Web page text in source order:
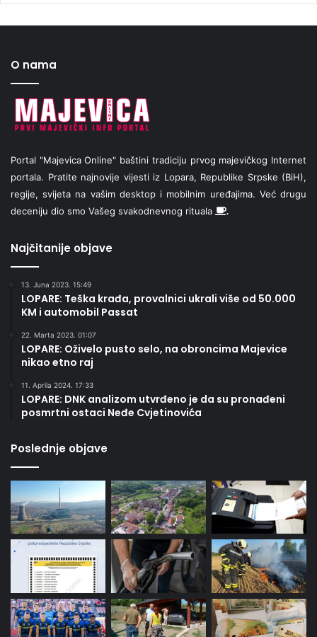
O nama
Portal "Majevica Online" baštini tradiciju prvog majevičkog Internet
portala. Pratite najnovije vijesti iz Lopara, Republike Srpske (BiH),
regije, svijeta na vašim desktop i mobilnim uređajima. Već drugu
deceniju dio smo Vašeg svakodnevnog rituala
Najčitanije objave
13. Juna 2023. 15:49
LOPARE: Teška krađa, provalnici ukrali više od 50.000
KM i automobil Passat
22. Marta 2023. 01:07
LOPARE: Oživelo pusto selo, na obroncima Majevice
nikao etno raj
11. Aprila 2024. 17:33
LOPARE: DNK analizom utvrđeno je da su pronađeni
posmrtni ostaci Neđe Cvjetinovića
Poslednje objave